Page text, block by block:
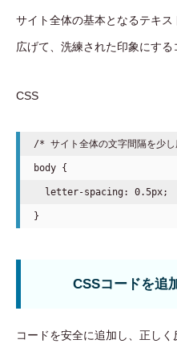
サイト全体の基本となるテキ
広げて、洗練された印象にする
CSS
/* サイト全体の文字間隔を少
body {
CSSコードを追
コードを安全に追加し、正し